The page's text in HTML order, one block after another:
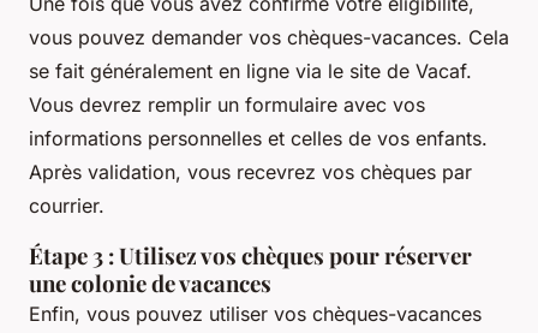
vous pouvez demander vos chèques-vacances. Cela
se fait généralement en ligne via le site de Vacaf.
Vous devrez remplir un formulaire avec vos
informations personnelles et celles de vos enfants.
Après validation, vous recevrez vos chèques par
courrier.
Étape 3 : Utilisez vos chèques pour réserver
une colonie de vacances
Enfin, vous pouvez utiliser vos chèques-vacances